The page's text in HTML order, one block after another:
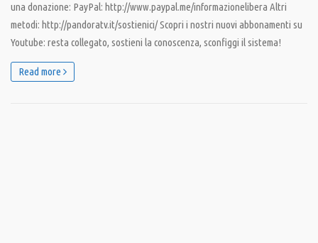
una donazione: PayPal: http://www.paypal.me/informazionelibera Altri
metodi: http://pandoratv.it/sostienici/ Scopri i nostri nuovi abbonamenti su
Youtube: resta collegato, sostieni la conoscenza, sconfiggi il sistema!
Read more